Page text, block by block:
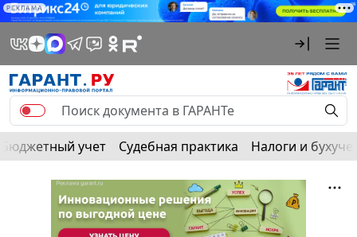
РЕКЛАМА
Бюджетный учет Судебная практика Налоги и